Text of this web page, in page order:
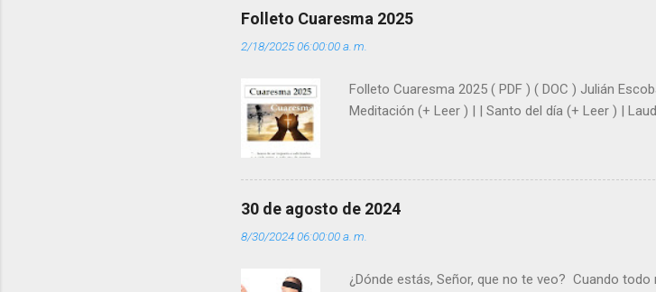
”. - ¿Te sientes super hombre? - ¿Superas tu
(+ Leer ) |
Folleto Cuaresma 2025
2/18/2025 06:00:00 a. m.
Folleto Cuaresma 2025 ( PDF ) ( DOC ) Julián
Meditación (+ Leer ) | | Santo del día (+ Leer ) |
30 de agosto de 2024
8/30/2024 06:00:00 a. m.
¿Dónde estás, Señor, que no te veo? Cuando